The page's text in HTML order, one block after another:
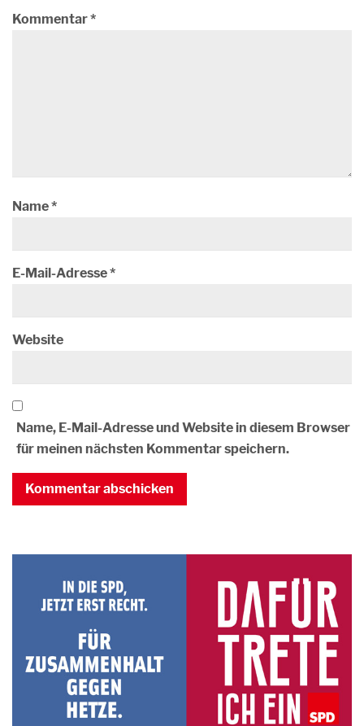
Kommentar*
Name*
E-Mail-Adresse*
Website
Name, E-Mail-Adresse und Website in diesem Browser
für meinen nächsten Kommentar speichern.